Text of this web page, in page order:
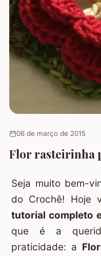
06 de março de 2015
Flor rasteirinha
Seja muito bem-
do Crochê! Hoje
tutorial completo
que é a
praticidade: a